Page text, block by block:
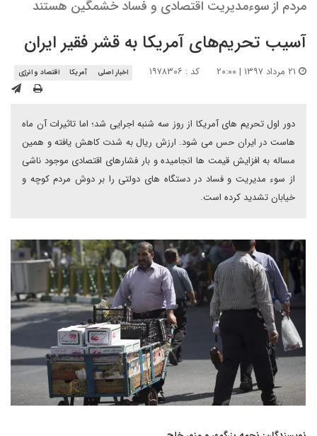
مردم از سوء‌مدیریت اقتصادی و فساد خشمگین هستند
آسیب تحریم‌های آمریکا به قشر فقیر ایران
کد : ۱۹۷۸۳۰۶ اخبار اصلی آمریکا اقتصاد و انرژی
دور اول تحریم های آمریکا از روز سه شنبه اجرایی شد؛ اما تاثیرات آن ماه
هاست در ایران حس می شود. ارزش ریال به شدت کاهش یافته و همین
مساله به افزایش قیمت ها انجامیده و بار فشارهای اقتصادی موجود ناشی
از سوء مدیریت و فساد در دستگاه های دولتی را بر دوش مردم کوچه و
خیابان تشدید کرده است.